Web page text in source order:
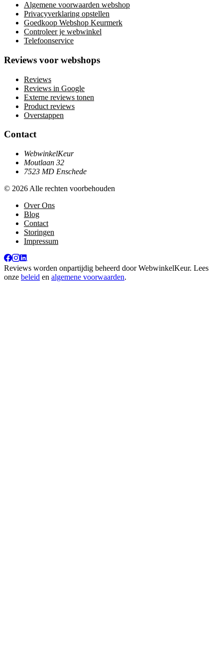
Algemene voorwaarden webshop
Privacyverklaring opstellen
Goedkoop Webshop Keurmerk
Controleer je webwinkel
Telefoonservice
Reviews voor webshops
Reviews
Reviews in Google
Externe reviews tonen
Product reviews
Overstappen
Contact
WebwinkelKeur
Moutlaan 32
7523 MD Enschede
© 2026 Alle rechten voorbehouden
Over Ons
Blog
Contact
Storingen
Impressum
Reviews worden onpartijdig beheerd doorWebwinkelKeur. Lees
onze beleid en algemene voorwaarden.